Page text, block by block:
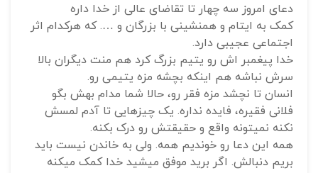
دعای امروز سه چهار تا تقاضای عالی از خدا داره
کمک به ایتام و همنشینی با بزرگان و …. که هرکدام اثر
اجتماعی عجیبی دارد.
خدا پیغمبر اش رو یتیم بزرگ کرد هم منت دیگران بالا
سرش نباشه هم اینکه بچشه مزه یتیمی رو.
انسان تا نچشد مزه فقر رو، حالا شما مدام بهش بگو
فلانی فقیره، فایده نداره. یک چیزهایی تا آدم لمسش
نکنه نمیتونه واقع و حقیقتش رو درک بکنه.
همه این دعا رو خوندیم همه. ولی به خاندن نیست باید
بریم دنبالش. اگر برید موفق میشید خدا کمک میکنه